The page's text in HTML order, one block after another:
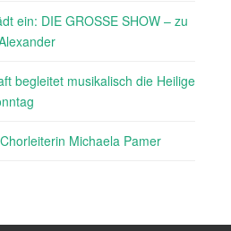
ein: DIE GROSSE SHOW – zu
begleitet musikalisch die Heilige
Michaela Pamer